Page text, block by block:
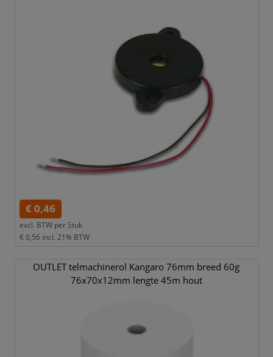
€ 0,46
excl. BTW per Stuk
€ 0,56 incl. 21% BTW
OUTLET telmachinerol Kangaro 76mm breed 60g
76x70x12mm lengte 45m hout